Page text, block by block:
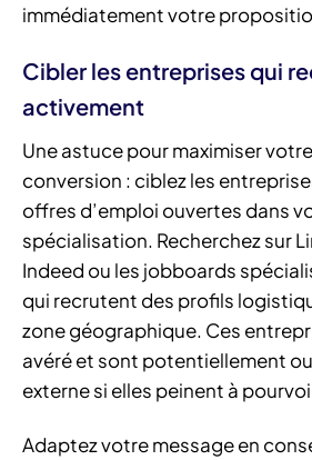
immédiatement votre
Cibler les entreprises qui
activement
Une astuce pour maximiser
conversion : ciblez les
offres d’emploi ouvertes dans
spécialisation. Recherchez sur
Indeed ou les jobboards
qui recrutent des profils
zone géographique. Ces
avéré et sont potentiellement
externe si elles peinent à
Adaptez votre message en